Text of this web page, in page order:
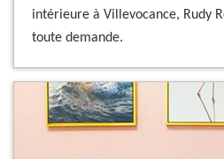
intérieure à Villevocance, Rudy
toute demande.